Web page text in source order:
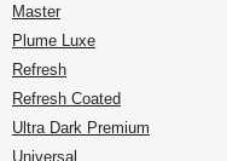
Master
Plume Luxe
Refresh
Refresh Coated
Ultra Dark Premium
Universal